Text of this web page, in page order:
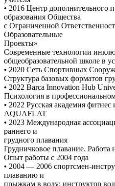
• 2016 Центр дополнительного
образования Общества
с Ограниченной
Образовательные
Проекты»
Современные технологии
общеобразовательной школе в
• 2020 Сеть Спортивных
Структура базовых форматов
• 2022 Barca Innovation Hub
Психология в
• 2022 Русская академия
AQUAFLAT
• 2023 Международная
раннего и
грудного плавания
Грудничковое плавание. Работа
Опыт работы с 2004 года
• 2004 — 2006 спортсмен-
плаванию и
прыжкам в воду; инструктор